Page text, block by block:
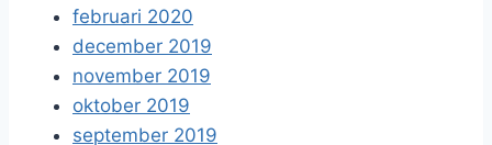
februari 2020
december 2019
november 2019
oktober 2019
september 2019